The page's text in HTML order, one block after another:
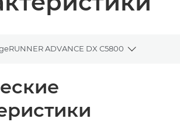
ADVANCE DX C5800
Toggle